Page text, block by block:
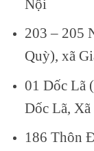
Nội
203 – 205
Quỳ), xã
01 Dốc Lã
Dốc Lã, Xã
186 Thôn